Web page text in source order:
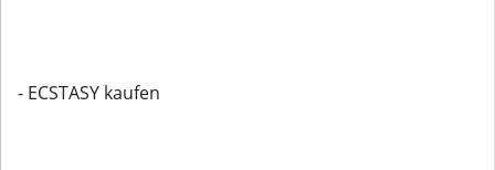
- ECSTASY kaufen